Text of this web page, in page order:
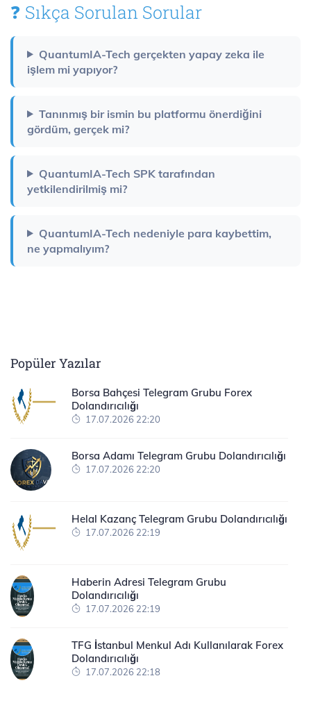
❓ Sıkça Sorulan Sorular
QuantumIA-Tech gerçekten yapay zeka ile
işlem mi yapıyor?
Tanınmış bir ismin bu platformu önerdiğini
gördüm, gerçek mi?
QuantumIA-Tech SPK tarafından
yetkilendirilmiş mi?
QuantumIA-Tech nedeniyle para kaybettim,
ne yapmalıyım?
Popüler Yazılar
Borsa Bahçesi Telegram Grubu Forex
Dolandırıcılığı
17.07.2026 22:20
Borsa Adamı Telegram Grubu Dolandırıcılığı
17.07.2026 22:20
Helal Kazanç Telegram Grubu Dolandırıcılığı
17.07.2026 22:19
Haberin Adresi Telegram Grubu
Dolandırıcılığı
17.07.2026 22:19
TFG İstanbul Menkul Adı Kullanılarak Forex
Dolandırıcılığı
17.07.2026 22:18